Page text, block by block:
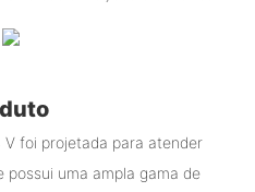
foi projetada para atender
possui uma ampla gama de